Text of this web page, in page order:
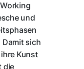
und
Damit sich
Kunst
die